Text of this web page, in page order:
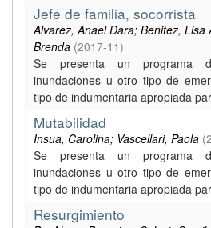
Jefe de familia, socorrista
Alvarez, Anael Dara; Benitez, Lisa
Brenda (2017-11)
Se presenta un programa
inundaciones u otro tipo de
tipo de indumentaria apropiada
Mutabilidad
Insua, Carolina; Vascellari, Paola (
Se presenta un programa
inundaciones u otro tipo de
tipo de indumentaria apropiada
Resurgimiento